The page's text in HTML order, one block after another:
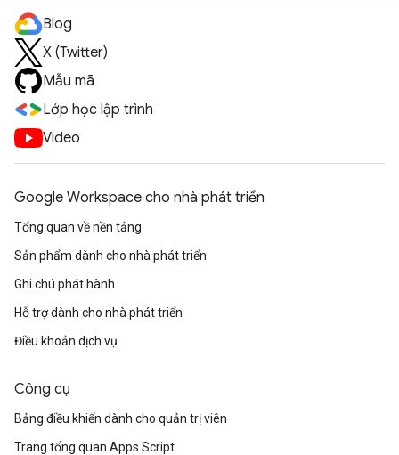
Blog
X (Twitter)
Mẫu mã
Lớp học lập trình
Video
Google Workspace cho nhà phát triển
Tổng quan về nền tảng
Sản phẩm dành cho nhà phát triển
Ghi chú phát hành
Hỗ trợ dành cho nhà phát triển
Điều khoản dịch vụ
Công cụ
Bảng điều khiển dành cho quản trị viên
Trang tổng quan Apps Script